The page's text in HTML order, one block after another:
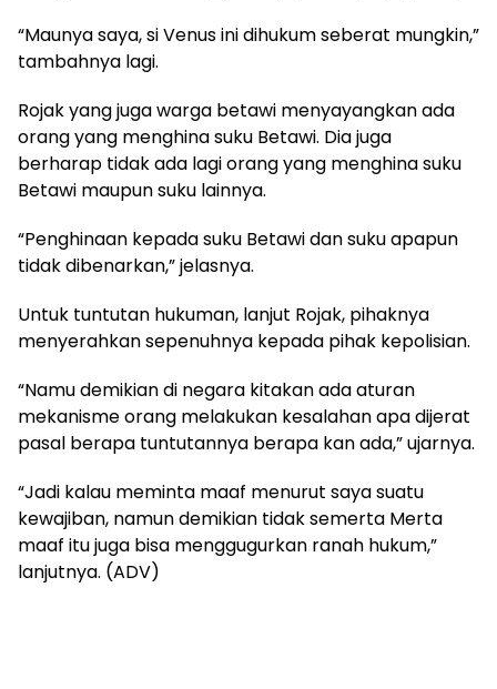
“Maunya saya, si Venus ini dihukum seberat mungkin,”
tambahnya lagi.
Rojak yang juga warga betawi menyayangkan ada
orang yang menghina suku Betawi. Dia juga
berharap tidak ada lagi orang yang menghina suku
Betawi maupun suku lainnya.
“Penghinaan kepada suku Betawi dan suku apapun
tidak dibenarkan,” jelasnya.
Untuk tuntutan hukuman, lanjut Rojak, pihaknya
menyerahkan sepenuhnya kepada pihak kepolisian.
“Namu demikian di negara kitakan ada aturan
mekanisme orang melakukan kesalahan apa dijerat
pasal berapa tuntutannya berapa kan ada,” ujarnya.
“Jadi kalau meminta maaf menurut saya suatu
kewajiban, namun demikian tidak semerta Merta
maaf itu juga bisa menggugurkan ranah hukum,”
lanjutnya. (ADV)